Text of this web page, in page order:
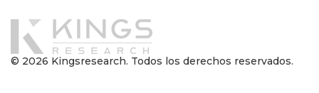
© 2026 Kingsresearch. Todos los derechos reservados.